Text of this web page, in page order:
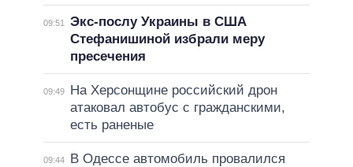
09:51
Экс-послу Украины в США
Стефанишиной избрали меру
пресечения
09:49
На Херсонщине российский дрон
атаковал автобус с гражданскими,
есть раненые
09:44
В Одессе автомобиль провалился